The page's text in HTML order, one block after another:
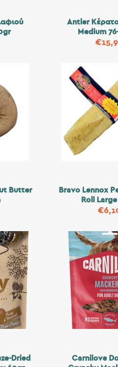
Antler
Medium
€
Butter
Bravo Lennox
Roll
€
Dried
Carnilove